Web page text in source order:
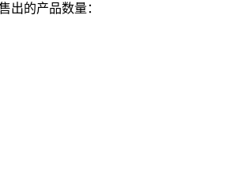
出的产品数量：